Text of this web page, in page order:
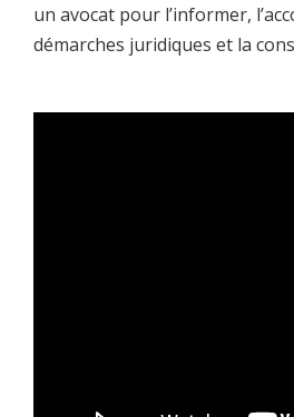
un avocat pour l’informer,
démarches juridiques et la